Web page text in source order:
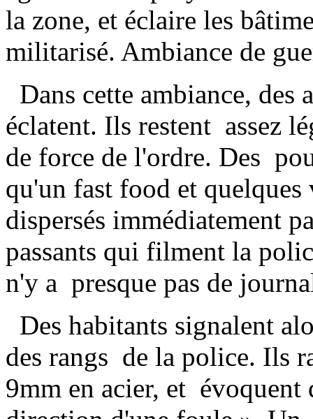
la zone, et éclaire les
militarisé. Ambiance de
Dans cette ambiance, des
éclatent. Ils restent assez
de force de l'ordre. Des
qu'un fast food et
dispersés immédiatement
passants qui filment la
n'y a presque pas de
Des habitants signalent
des rangs de la police. Ils
9mm en acier, et évoquent